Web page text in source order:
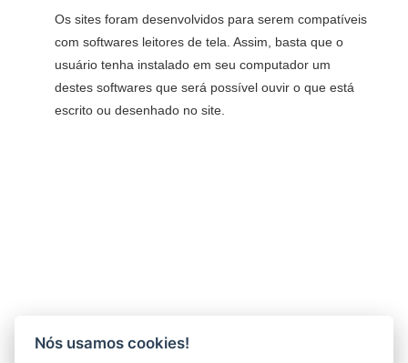
Os sites foram desenvolvidos para serem compatíveis
com softwares leitores de tela. Assim, basta que o
usuário tenha instalado em seu computador um
destes softwares que será possível ouvir o que está
escrito ou desenhado no site.
Nós usamos cookies!